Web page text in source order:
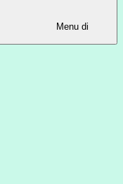
Menu di